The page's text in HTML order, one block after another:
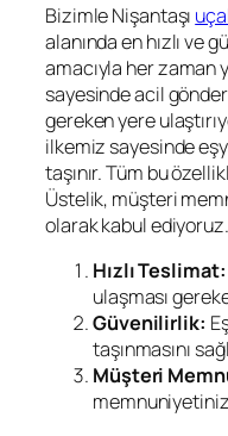
Bizimle Nişantaşı
alanında en hızlı ve
amacıyla her zaman
sayesinde acil
gereken yere
ilkemiz sayesinde
taşınır. Tüm bu
Üstelik, müşteri
olarak kabul ediyoruz.
Hızlı Teslimat:
ulaşması
Güvenilirlik:
taşınmasını
Müşteri